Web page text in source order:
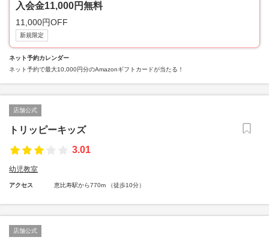
入会金11,000円無料
11,000円OFF
新規限定
ネット予約カレンダー
ネット予約で最大10,000円分のAmazonギフトカードが当たる！
店舗公式
トリッピーキッズ
3.01
幼児教室
アクセス 恵比寿駅から770m （徒歩10分）
店舗公式